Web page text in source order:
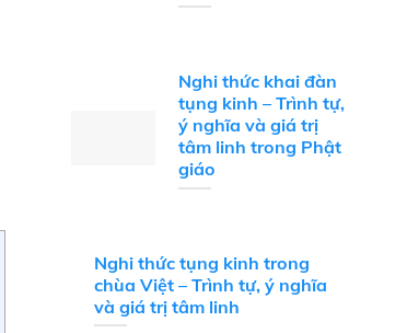
Nghi thức khai đàn
tụng kinh – Trình tự,
ý nghĩa và giá trị
tâm linh trong Phật
giáo
Nghi thức tụng kinh trong
chùa Việt – Trình tự, ý nghĩa
và giá trị tâm linh